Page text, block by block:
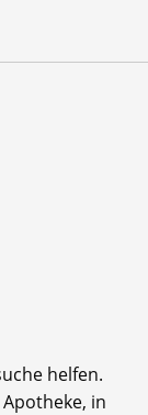
helfen.
in